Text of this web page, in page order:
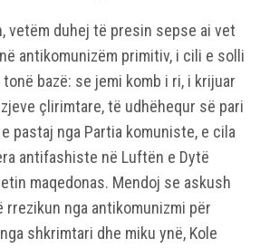
vetëm duhej të presin sepse ai vet
antikomunizëm primitiv, i cili e solli
bazë: se jemi komb i ri, i krijuar
çlirimtare, të udhëhequr së pari
pastaj nga Partia komuniste, e cila
antifashiste në Luftën e Dytë
maqedonas. Mendoj se askush
rrezikun nga antikomunizmi për
shkrimtari dhe miku ynë, Kole